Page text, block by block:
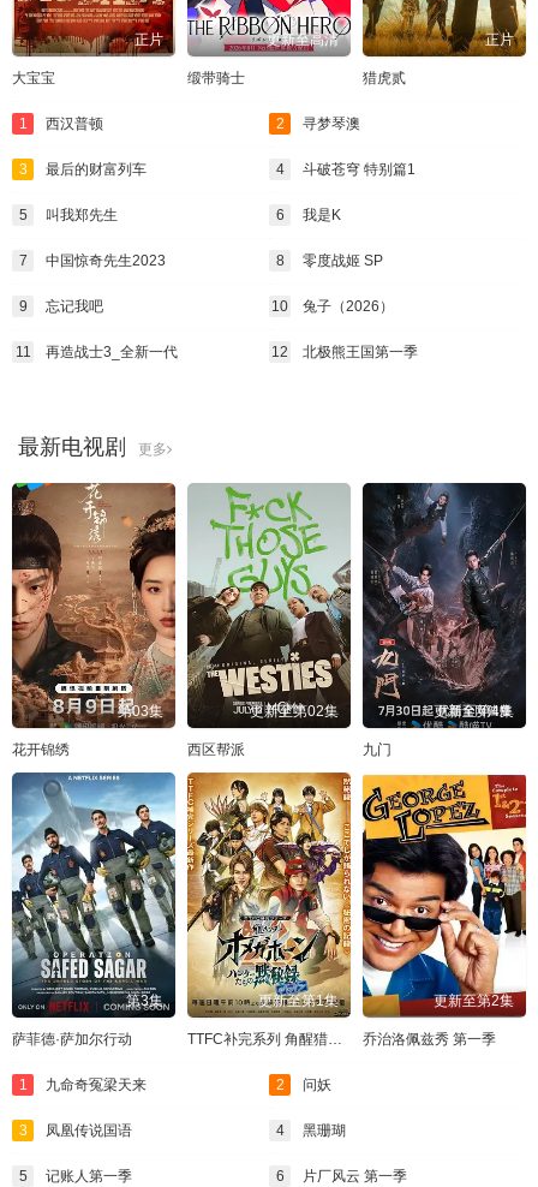
正片
大宝宝
更新至高清
缎带骑士
正片
猎虎贰
1 西汉普顿 2 寻梦琴澳
3 最后的财富列车 4 斗破苍穹 特别篇1
5 叫我郑先生 6 我是K
7 中国惊奇先生2023 8 零度战姬 SP
9 忘记我吧 10 兔子（2026）
11 再造战士3_全新一代 12 北极熊王国第一季
最新电视剧 更多
第03集
花开锦绣
更新至第02集
西区帮派
更新至第4集
九门
第3集
萨菲德·萨加尔行动
更新至第1集
TTFC补完系列 角醒猎人 欧米茄号角 猎人们的默秘录
更新至第2集
乔治洛佩兹秀 第一季
1 九命奇冤梁天来 2 问妖
3 凤凰传说国语 4 黑珊瑚
5 记账人第一季 6 片厂风云 第一季